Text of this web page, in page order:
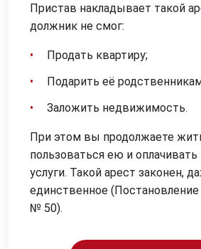
Пристав накладывает такой
должник не смог:
•
Продать квартиру;
•
Подарить её
•
Заложить недвижимость.
При этом вы продолжаете
пользоваться ею и
услуги. Такой арест законен,
единственное
№ 50).